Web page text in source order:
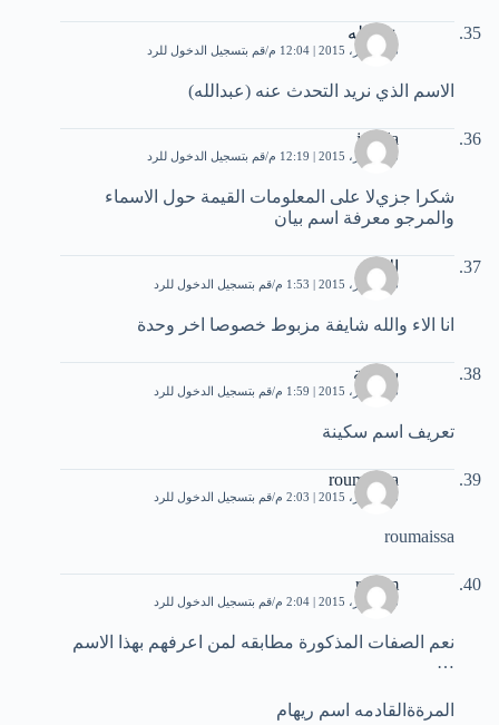
عبدالله
28 أكتوبر، 2015 | 12:04 م قم بتسجيل الدخول للرد
الاسم الذي نريد التحدث عنه (عبدالله)
jamila
28 أكتوبر، 2015 | 12:19 م قم بتسجيل الدخول للرد
شكرا جزيﻻ على المعلومات القيمة حول اﻻسماء
والمرجو معرفة اسم بيان
الاء
28 أكتوبر، 2015 | 1:53 م قم بتسجيل الدخول للرد
انا الاء والله شايفة مزبوط خصوصا اخر وحدة
سكينة
28 أكتوبر، 2015 | 1:59 م قم بتسجيل الدخول للرد
تعريف اسم سكينة
roumaissa
28 أكتوبر، 2015 | 2:03 م قم بتسجيل الدخول للرد
roumaissa
reham
28 أكتوبر، 2015 | 2:04 م قم بتسجيل الدخول للرد
نعم الصفات المذكورة مطابقه لمن اعرفهم بهذا الاسم
…
المرةةالقادمه اسم ريهام